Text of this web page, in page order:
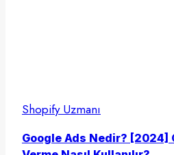
Shopify Uzmanı
Google Ads Nedir? [2024]